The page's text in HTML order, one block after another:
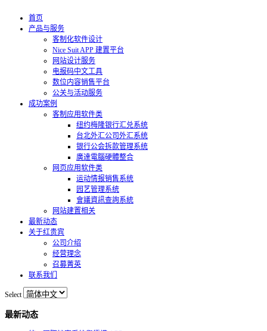
首页
产品与服务
客制化软件设计
Nice Suit APP 建置平台
网站设计服务
电报码中文工具
数位内容销售平台
公关与活动服务
成功案例
客制应用软件类
纽约梅隆银行汇兑系统
台北外汇公司外汇系统
银行公会拆款管理系统
廣達電腦硬體整合
网页应用软件类
运动情报销售系统
园艺管理系统
會議資訊查詢系統
网站建置相关
最新动态
关于红贵宾
公司介绍
经营理念
召募菁英
联系我们
Select
最新动态